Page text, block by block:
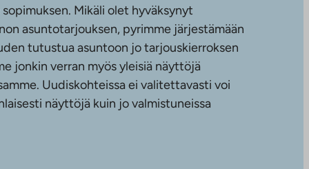
Mikäli olet hyväksynyt
asuntotarjouksen, pyrimme järjestämään
tutustua asuntoon jo tarjouskierroksen
jonkin verran myös yleisiä näyttöjä
Uudiskohteissa ei valitettavasti voi
näyttöjä kuin jo valmistuneissa